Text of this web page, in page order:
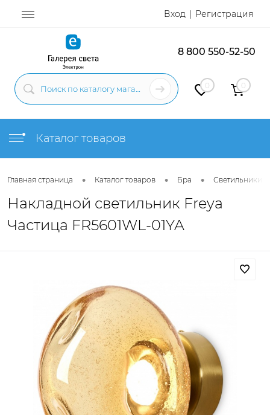
Вход Регистрация
8 800 550-52-50
0 0
Каталог товаров
Главная страница • Каталог товаров • Бра • Светильники
Накладной светильник Freya
Частица FR5601WL-01YA